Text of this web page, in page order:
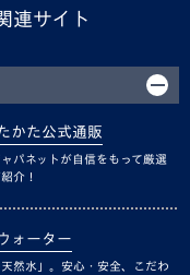
連サイト
かた公式通販
パネットが自信をもって厳選
介！
ォーター
然水」。安心・安全、こだわ